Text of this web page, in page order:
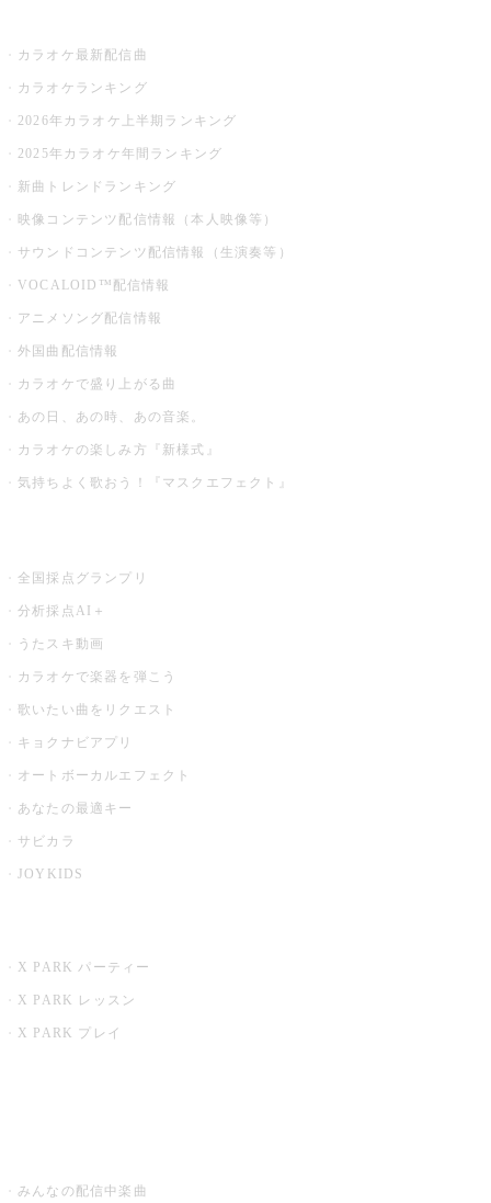
カラオケ最新配信曲
カラオケランキング
2026年カラオケ上半期ランキング
2025年カラオケ年間ランキング
新曲トレンドランキング
映像コンテンツ配信情報（本人映像等）
サウンドコンテンツ配信情報（生演奏等）
VOCALOID™配信情報
アニメソング配信情報
外国曲配信情報
カラオケで盛り上がる曲
あの日、あの時、あの音楽。
カラオケの楽しみ方『新様式』
気持ちよく歌おう！『マスクエフェクト』
全国採点グランプリ
分析採点AI＋
うたスキ動画
カラオケで楽器を弾こう
歌いたい曲をリクエスト
キョクナビアプリ
オートボーカルエフェクト
あなたの最適キー
サビカラ
JOYKIDS
X PARK パーティー
X PARK レッスン
X PARK プレイ
みんなの配信中楽曲